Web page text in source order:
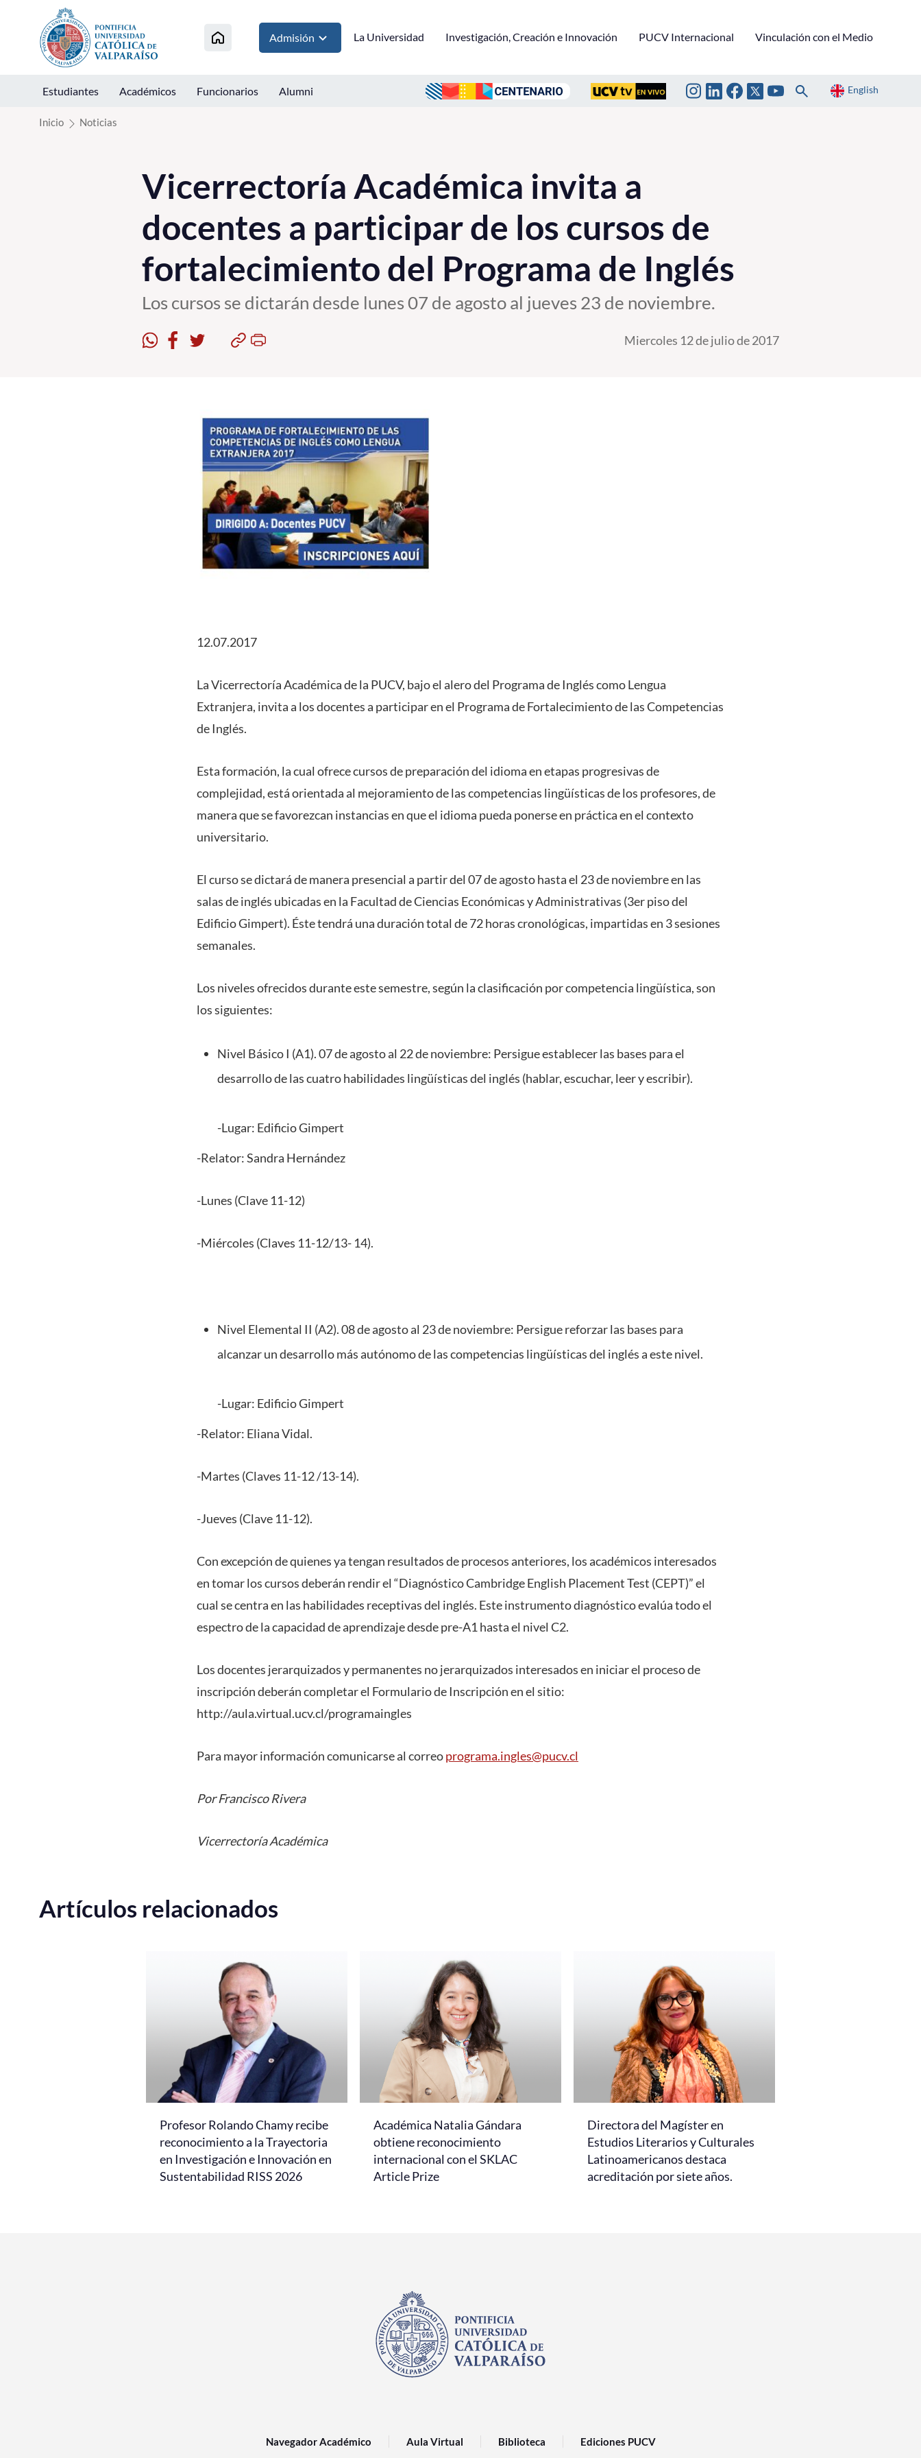
Click acá para ir directamente al contenido
Admisión La Universidad Investigación, Creación e Innovación PUCV Internacional Vinculación con el Medio
Estudiantes Académicos Funcionarios Alumni English
Inicio Noticias
Vicerrectoría Académica invita a
docentes a participar de los cursos de
fortalecimiento del Programa de Inglés
Los cursos se dictarán desde lunes 07 de agosto al jueves 23 de noviembre.
Miercoles 12 de julio de 2017
12.07.2017
La Vicerrectoría Académica de la PUCV, bajo el alero del Programa de Inglés como Lengua
Extranjera, invita a los docentes a participar en el Programa de Fortalecimiento de las Competencias
de Inglés.
Esta formación, la cual ofrece cursos de preparación del idioma en etapas progresivas de
complejidad, está orientada al mejoramiento de las competencias lingüísticas de los profesores, de
manera que se favorezcan instancias en que el idioma pueda ponerse en práctica en el contexto
universitario.
El curso se dictará de manera presencial a partir del 07 de agosto hasta el 23 de noviembre en las
salas de inglés ubicadas en la Facultad de Ciencias Económicas y Administrativas (3er piso del
Edificio Gimpert). Éste tendrá una duración total de 72 horas cronológicas, impartidas en 3 sesiones
semanales.
Los niveles ofrecidos durante este semestre, según la clasificación por competencia lingüística, son
los siguientes:
Nivel Básico I (A1). 07 de agosto al 22 de noviembre: Persigue establecer las bases para el
desarrollo de las cuatro habilidades lingüísticas del inglés (hablar, escuchar, leer y escribir).
-Lugar: Edificio Gimpert
-Relator: Sandra Hernández
-Lunes (Clave 11-12)
-Miércoles (Claves 11-12/13- 14).
Nivel Elemental II (A2). 08 de agosto al 23 de noviembre: Persigue reforzar las bases para
alcanzar un desarrollo más autónomo de las competencias lingüísticas del inglés a este nivel.
-Lugar: Edificio Gimpert
-Relator: Eliana Vidal.
-Martes (Claves 11-12 /13-14).
-Jueves (Clave 11-12).
Con excepción de quienes ya tengan resultados de procesos anteriores, los académicos interesados
en tomar los cursos deberán rendir el “Diagnóstico Cambridge English Placement Test (CEPT)” el
cual se centra en las habilidades receptivas del inglés. Este instrumento diagnóstico evalúa todo el
espectro de la capacidad de aprendizaje desde pre-A1 hasta el nivel C2.
Los docentes jerarquizados y permanentes no jerarquizados interesados en iniciar el proceso de
inscripción deberán completar el Formulario de Inscripción en el sitio:
http://aula.virtual.ucv.cl/programaingles
Para mayor información comunicarse al correoprograma.ingles@pucv.cl
Por Francisco Rivera
Vicerrectoría Académica
Artículos relacionados
Profesor Rolando Chamy recibe
reconocimiento a la Trayectoria
en Investigación e Innovación en
Sustentabilidad RISS 2026
Académica Natalia Gándara
obtiene reconocimiento
internacional con el SKLAC
Article Prize
Directora del Magíster en
Estudios Literarios y Culturales
Latinoamericanos destaca
acreditación por siete años.
Navegador Académico Aula Virtual Biblioteca Ediciones PUCV